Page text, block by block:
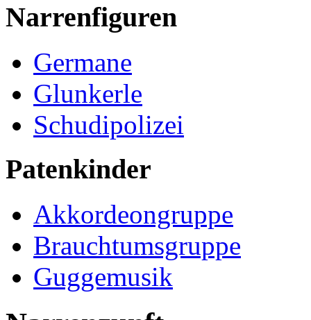
Narrenfiguren
Germane
Glunkerle
Schudipolizei
Patenkinder
Akkordeongruppe
Brauchtumsgruppe
Guggemusik